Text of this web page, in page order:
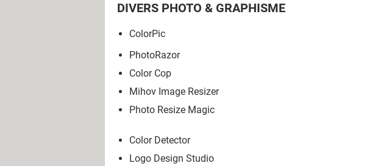
DIVERS PHOTO & GRAPHISME
ColorPic
PhotoRazor
Color Cop
Mihov Image Resizer
Photo Resize Magic
Color Detector
Logo Design Studio